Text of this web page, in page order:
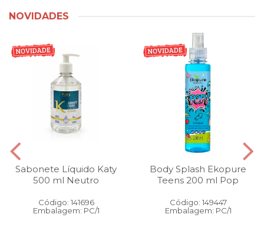
NOVIDADES
Sabonete Líquido Katy
500 ml Neutro
Código: 141696
Embalagem: PC/1
Body Splash Ekopure
Teens 200 ml Pop
Código: 149447
Embalagem: PC/1